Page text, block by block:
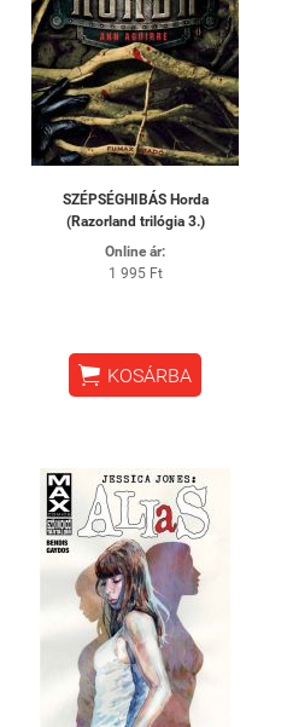
SZÉPSÉGHIBÁS Horda
(Razorland trilógia 3.)
Online ár:
1 995 Ft
 KOSÁRBA